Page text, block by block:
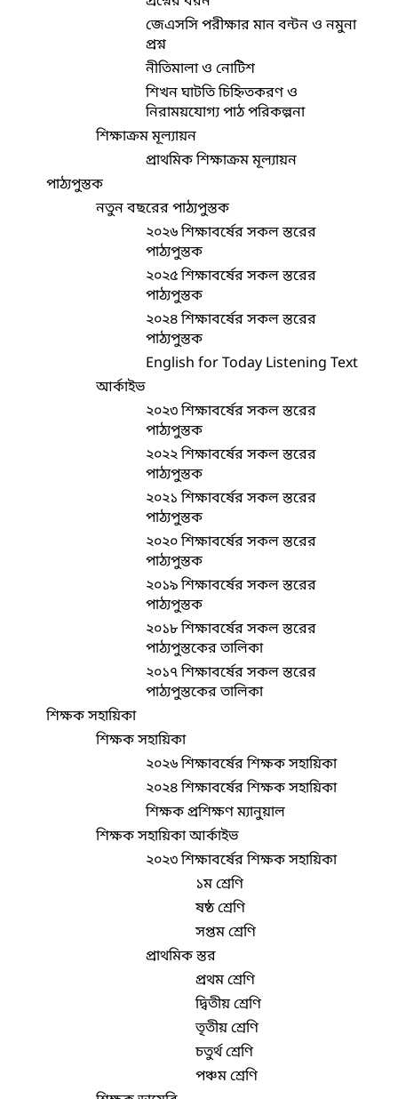
জেএসসি পরীক্ষার মান বন্টন ও নমুনা
প্রশ্ন
নীতিমালা ও নোটিশ
শিখন ঘাটতি চিহ্নিতকরণ ও
নিরাময়যোগ্য পাঠ পরিকল্পনা
শিক্ষাক্রম মূল্যায়ন
প্রাথমিক শিক্ষাক্রম মূল্যায়ন
পাঠ্যপুস্তক
নতুন বছরের পাঠ্যপুস্তক
২০২৬ শিক্ষাবর্ষের সকল স্তরের
পাঠ্যপুস্তক
২০২৫ শিক্ষাবর্ষের সকল স্তরের
পাঠ্যপুস্তক
২০২৪ শিক্ষাবর্ষের সকল স্তরের
পাঠ্যপুস্তক
English for Today Listening Text
আর্কাইভ
২০২৩ শিক্ষাবর্ষের সকল স্তরের
পাঠ্যপুস্তক
২০২২ শিক্ষাবর্ষের সকল স্তরের
পাঠ্যপুস্তক
২০২১ শিক্ষাবর্ষের সকল স্তরের
পাঠ্যপুস্তক
২০২০ শিক্ষাবর্ষের সকল স্তরের
পাঠ্যপুস্তক
২০১৯ শিক্ষাবর্ষের সকল স্তরের
পাঠ্যপুস্তক
২০১৮ শিক্ষাবর্ষের সকল স্তরের
পাঠ্যপুস্তকের তালিকা
২০১৭ শিক্ষাবর্ষের সকল স্তরের
পাঠ্যপুস্তকের তালিকা
শিক্ষক সহায়িকা
শিক্ষক সহায়িকা
২০২৬ শিক্ষাবর্ষের শিক্ষক সহায়িকা
২০২৪ শিক্ষাবর্ষের শিক্ষক সহায়িকা
শিক্ষক প্রশিক্ষণ ম্যানুয়াল
শিক্ষক সহায়িকা আর্কাইভ
২০২৩ শিক্ষাবর্ষের শিক্ষক সহায়িকা
১ম শ্রেণি
ষষ্ঠ শ্রেণি
সপ্তম শ্রেণি
প্রাথমিক স্তর
প্রথম শ্রেণি
দ্বিতীয় শ্রেণি
তৃতীয় শ্রেণি
চতুর্থ শ্রেণি
পঞ্চম শ্রেণি